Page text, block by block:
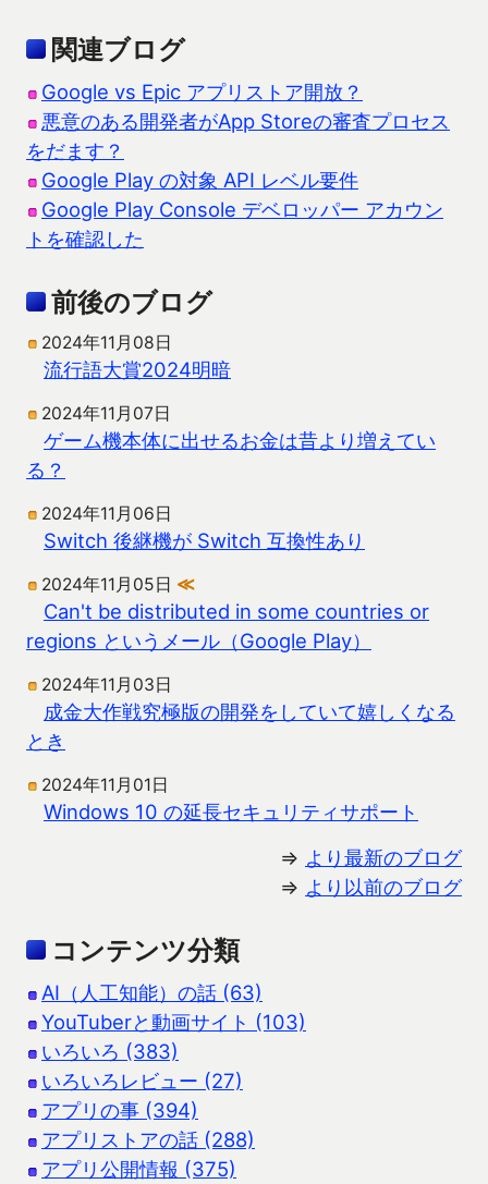
関連ブログ
Google vs Epic アプリストア開放？
悪意のある開発者がApp Storeの審査プロセス
をだます？
Google Play の対象 API レベル要件
Google Play Console デベロッパー アカウン
トを確認した
前後のブログ
2024年11月08日
流行語大賞2024明暗
2024年11月07日
ゲーム機本体に出せるお金は昔より増えてい
る？
2024年11月06日
Switch 後継機が Switch 互換性あり
2024年11月05日 ≪
Can't be distributed in some countries or
regions というメール（Google Play）
2024年11月03日
成金大作戦究極版の開発をしていて嬉しくなる
とき
2024年11月01日
Windows 10 の延長セキュリティサポート
⇒ より最新のブログ
⇒ より以前のブログ
コンテンツ分類
AI（人工知能）の話 (63)
YouTuberと動画サイト (103)
いろいろ (383)
いろいろレビュー (27)
アプリの事 (394)
アプリストアの話 (288)
アプリ公開情報 (375)